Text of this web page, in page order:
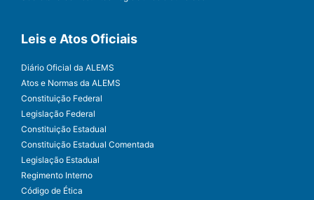
Leis e Atos Oficiais
Diário Oficial da ALEMS
Atos e Normas da ALEMS
Constituição Federal
Legislação Federal
Constituição Estadual
Constituição Estadual Comentada
Legislação Estadual
Regimento Interno
Código de Ética